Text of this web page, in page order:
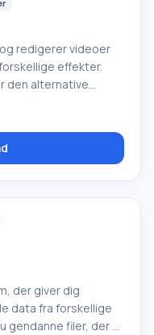
redigerer videoer
effekter.
den alternative
i Windows
kilder
videokameraer,
der giver dig
data fra forskellige
gendanne filer, der er